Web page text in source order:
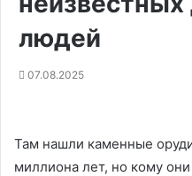
людей
07.08.2025
Там нашли каменные
миллиона лет, но кому